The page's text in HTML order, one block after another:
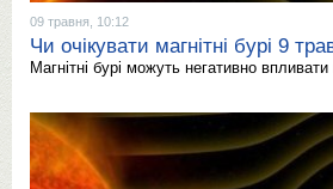
09 травня, 10:12
Чи очікувати магнітні бурі 9
Магнітні бурі можуть негативно